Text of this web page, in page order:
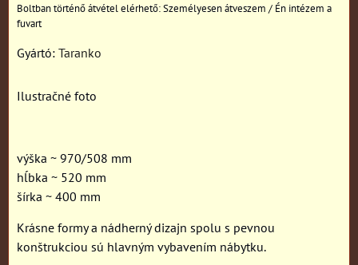
Személyesen átveszem / Én intézem a
fuvart
Gyártó: Taranko
Ilustračné foto
výška ~ 970/508 mm
hĺbka ~ 520 mm
šírka ~ 400 mm
Krásne formy a nádherný dizajn spolu s pevnou
konštrukciou sú hlavným vybavením nábytku.